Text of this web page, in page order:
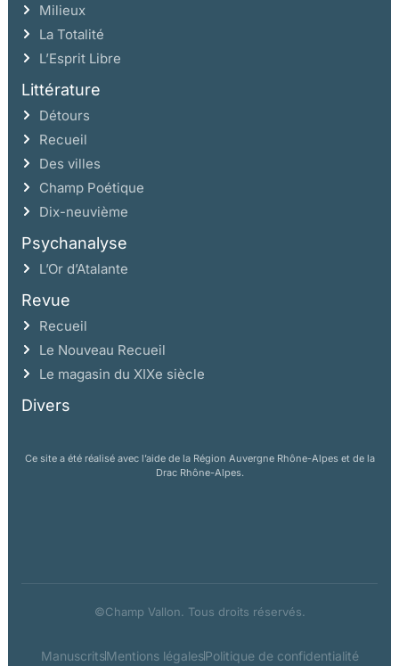
Milieux
La Totalité
L’Esprit Libre
Littérature
Détours
Recueil
Des villes
Champ Poétique
Dix-neuvième
Psychanalyse
L’Or d’Atalante
Revue
Recueil
Le Nouveau Recueil
Le magasin du XIXe siècle
Divers
Ce site a été réalisé avec l’aide de la Région Auvergne Rhône-Alpes et de la
Drac Rhône-Alpes.
©Champ Vallon. Tous droits réservés.
ManuscritsMentions légalesPolitique de confidentialité